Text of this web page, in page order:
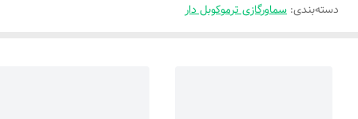
دسته‌بندی: سماورگازی ترموکوبل دار